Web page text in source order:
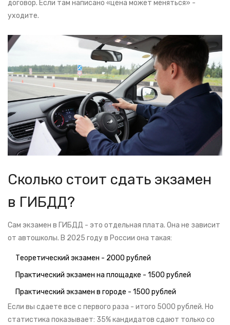
договор. Если там написано «цена может меняться» -
уходите.
Сколько стоит сдать экзамен
в ГИБДД?
Сам экзамен в ГИБДД - это отдельная плата. Она не зависит
от автошколы. В 2025 году в России она такая:
Теоретический экзамен - 2000 рублей
Практический экзамен на площадке - 1500 рублей
Практический экзамен в городе - 1500 рублей
Если вы сдаете все с первого раза - итого 5000 рублей. Но
статистика показывает: 35% кандидатов сдают только со